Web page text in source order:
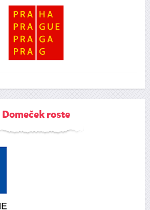
Domeček roste